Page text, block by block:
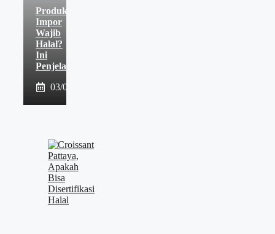
Produk
Impor
Wajib
Halal?
Ini
Penjelasannya
03/08/2026